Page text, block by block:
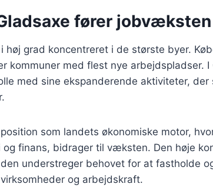
fører jobvæksten
grad koncentreret i de største byer.
kommuner med flest nye arbejdspladser. I
med sine ekspanderende aktiviteter,
som landets økonomiske motor,
finans, bidrager til væksten. Den høje
understreger behovet for at fastholde
og arbejdskraft.